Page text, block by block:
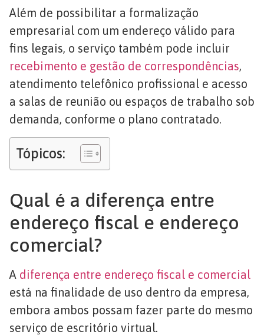
Além de possibilitar a formalização
empresarial com um endereço válido para
fins legais, o serviço também pode incluir
recebimento e gestão de correspondências,
atendimento telefônico profissional e acesso
a salas de reunião ou espaços de trabalho sob
demanda, conforme o plano contratado.
Tópicos:
Qual é a diferença entre
endereço fiscal e endereço
comercial?
A diferença entre endereço fiscal e comercial
está na finalidade de uso dentro da empresa,
embora ambos possam fazer parte do mesmo
serviço de escritório virtual.